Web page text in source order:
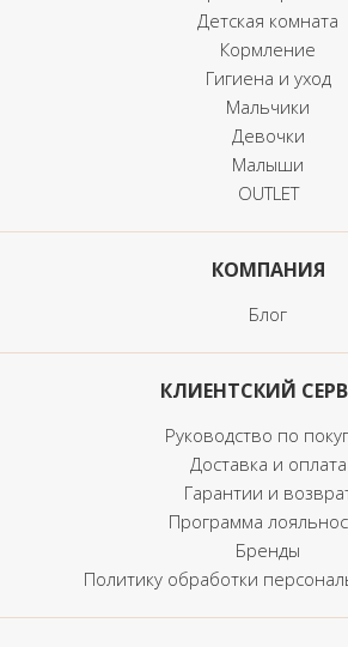
Детская комната
Кормление
Гигиена и уход
Мальчики
Девочки
Малыши
OUTLET
КОМПАНИЯ
Блог
КЛИЕНТСКИЙ
Руководство по
Доставка и оплата
Гарантии и
Программа
Бренды
Политику обработки